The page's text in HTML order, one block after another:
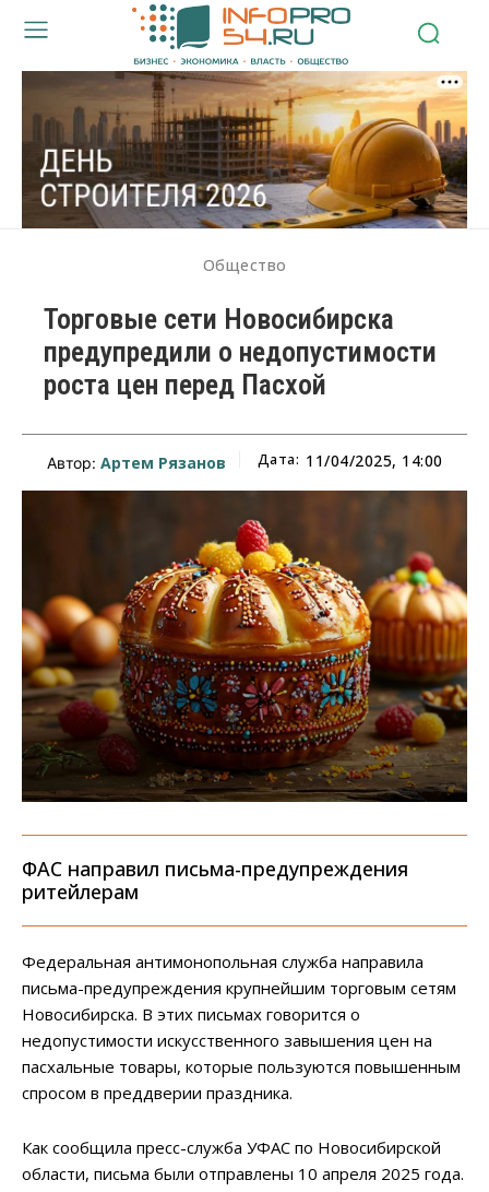
Общество
Торговые сети Новосибирска
предупредили о недопустимости
роста цен перед Пасхой
Автор: Артем Рязанов Дата: 11/04/2025, 14:00
ФАС направил письма-предупреждения
ритейлерам
Федеральная антимонопольная служба направила
письма-предупреждения крупнейшим торговым сетям
Новосибирска. В этих письмах говорится о
недопустимости искусственного завышения цен на
пасхальные товары, которые пользуются повышенным
спросом в преддверии праздника.
Как сообщила пресс-служба УФАС по Новосибирской
области, письма были отправлены 10 апреля 2025 года.